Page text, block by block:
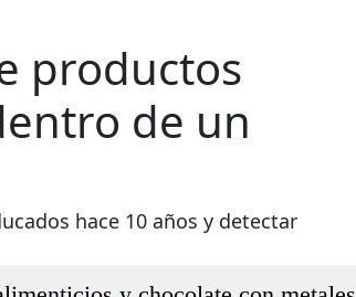
productos
de un
hace 10 años y detectar